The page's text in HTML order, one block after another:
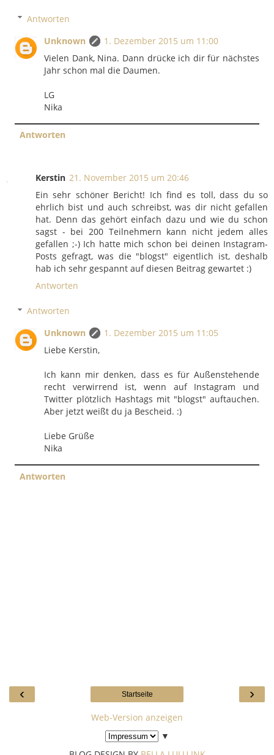
Antworten
Unknown
1. Dezember 2015 um 11:00
Vielen Dank, Nina. Dann drücke ich dir für nächstes
Jahr schon mal die Daumen.
LG
Nika
Antworten
Kerstin 21. November 2015 um 20:46
Ein sehr schöner Bericht! Ich find es toll, dass du so
ehrlich bist und auch schreibst, was dir nicht gefallen
hat. Denn das gehört einfach dazu und wie du schon
sagst - bei 200 Teilnehmern kann nicht jedem alles
gefallen ;-) Ich hatte mich schon bei deinen Instagram-
Posts gefragt, was die "blogst" eigentlich ist, deshalb
hab ich sehr gespannt auf diesen Beitrag gewartet :)
Antworten
Antworten
Unknown
1. Dezember 2015 um 11:05
Liebe Kerstin,
Ich kann mir denken, dass es für Außenstehende
recht verwirrend ist, wenn auf Instagram und
Twitter plötzlich Hashtags mit "blogst" auftauchen.
Aber jetzt weißt du ja Bescheid. :)
Liebe Grüße
Nika
Antworten
‹ ›
Startseite
Web-Version anzeigen
▼